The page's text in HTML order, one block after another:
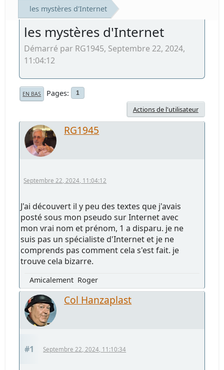
les mystères d'Internet
les mystères d'Internet
Démarré par RG1945, Septembre 22, 2024,
11:04:12
EN BAS Pages 1
Actions de l'utilisateur
RG1945
Septembre 22, 2024, 11:04:12
J'ai découvert il y peu des textes que j'avais
posté sous mon pseudo sur Internet avec
mon vrai nom et prénom, 1 a disparu. je ne
suis pas un spécialiste d'Internet et je ne
comprends pas comment cela s'est fait. je
trouve cela bizarre.
Amicalement Roger
Col Hanzaplast
#1 Septembre 22, 2024, 11:10:34